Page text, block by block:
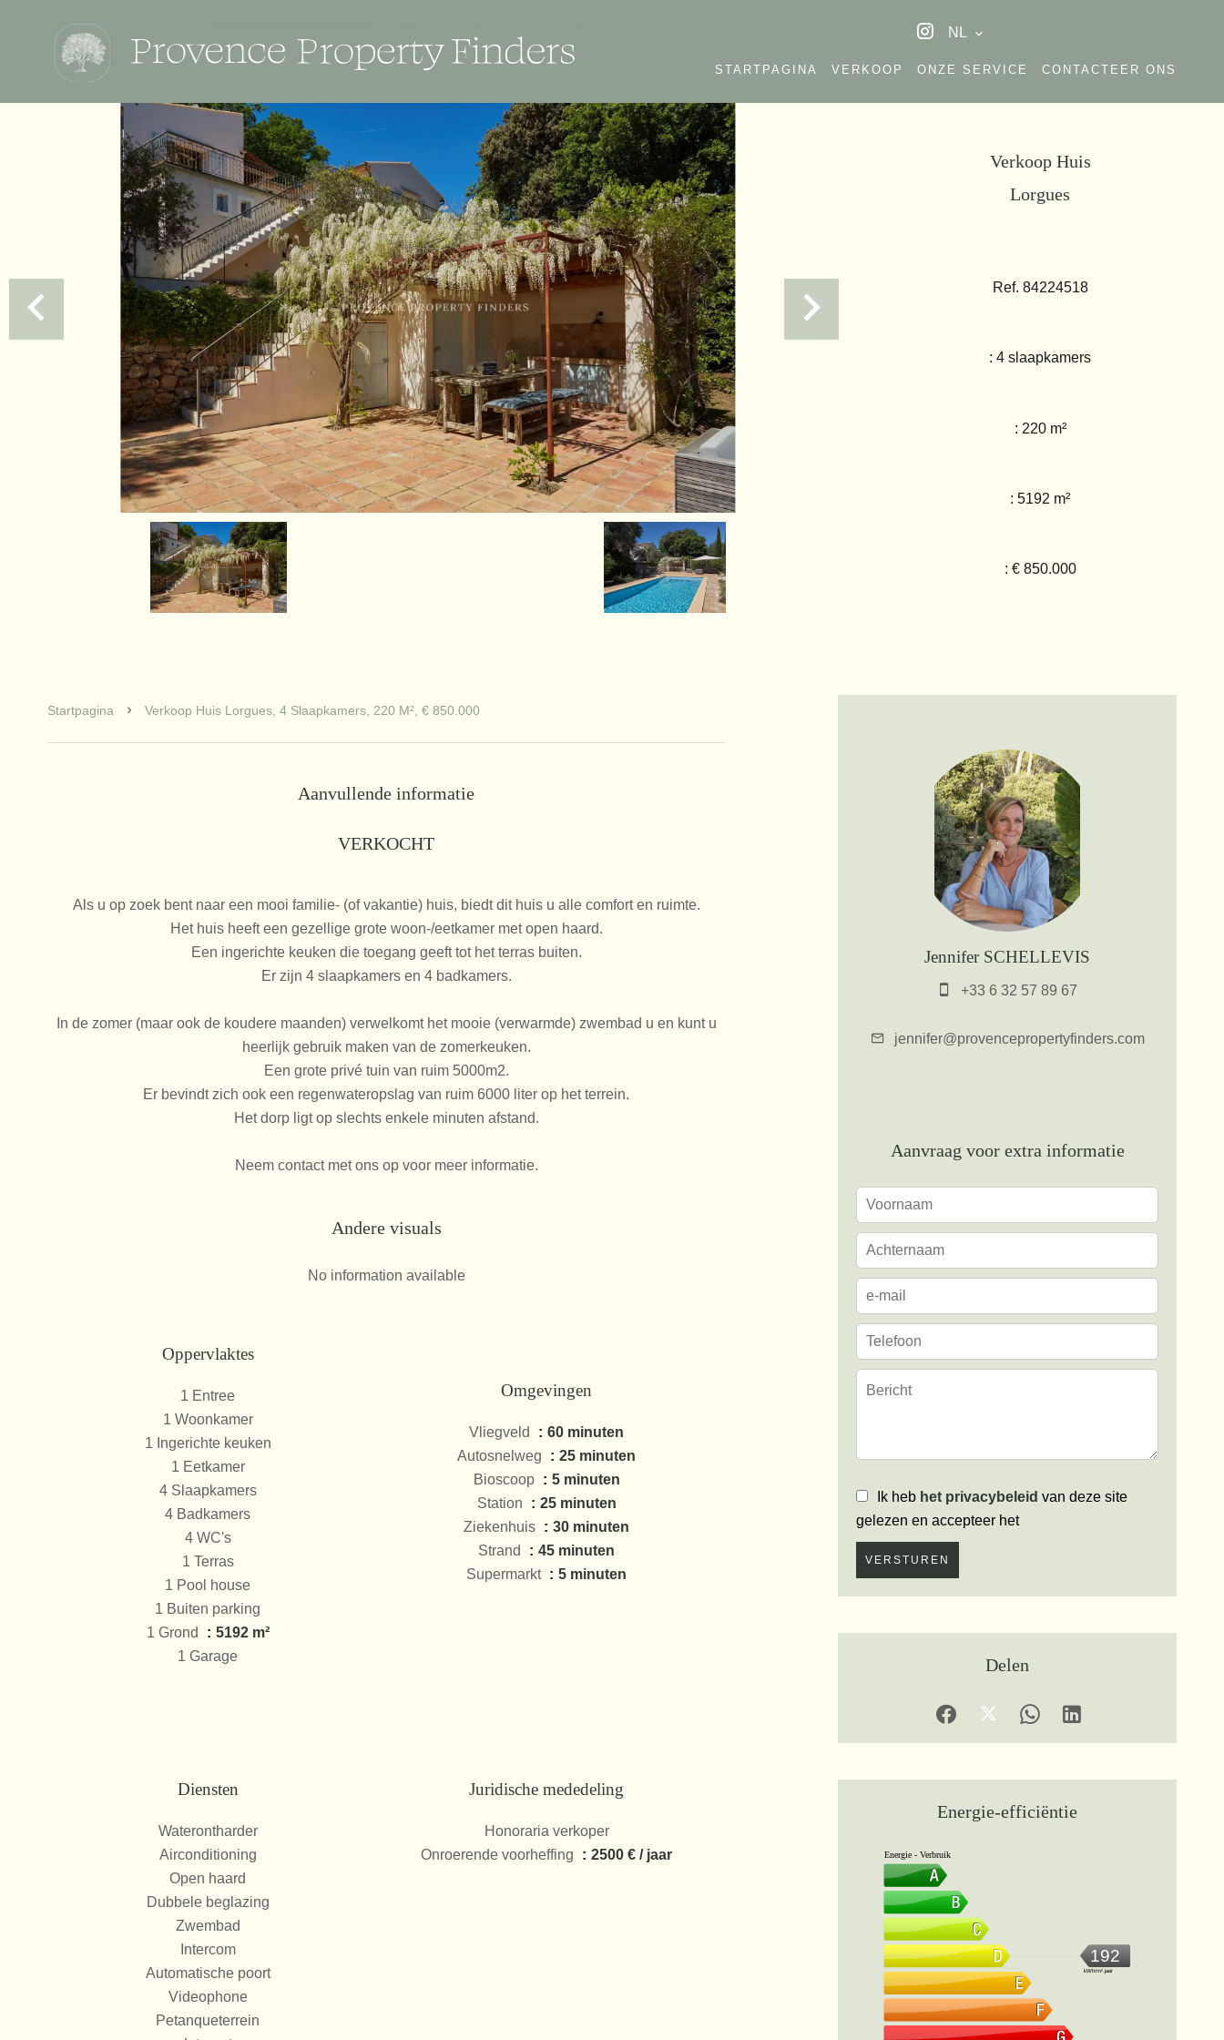
NL
STARTPAGINA VERKOOP ONZE SERVICE CONTACTEER ONS
Verkoop Huis
Lorgues
Ref. 84224518
: 4 slaapkamers
: 220 m²
: 5192 m²
: € 850.000
Startpagina Verkoop Huis Lorgues, 4 Slaapkamers, 220 M², € 850.000
Aanvullende informatie
VERKOCHT
Als u op zoek bent naar een mooi familie- (of vakantie) huis, biedt dit huis u alle comfort en ruimte.
Het huis heeft een gezellige grote woon-/eetkamer met open haard.
Een ingerichte keuken die toegang geeft tot het terras buiten.
Er zijn 4 slaapkamers en 4 badkamers.
In de zomer (maar ook de koudere maanden) verwelkomt het mooie (verwarmde) zwembad u en kunt u
heerlijk gebruik maken van de zomerkeuken.
Een grote privé tuin van ruim 5000m2.
Er bevindt zich ook een regenwateropslag van ruim 6000 liter op het terrein.
Het dorp ligt op slechts enkele minuten afstand.
Neem contact met ons op voor meer informatie.
Andere visuals
No information available
Oppervlaktes
1 Entree
1 Woonkamer
1 Ingerichte keuken
1 Eetkamer
4 Slaapkamers
4 Badkamers
4 WC's
1 Terras
1 Pool house
1 Buiten parking
1 Grond
5192 m²
1 Garage
Omgevingen
Vliegveld
60 minuten
Autosnelweg
25 minuten
Bioscoop
5 minuten
Station
25 minuten
Ziekenhuis
30 minuten
Strand
45 minuten
Supermarkt
5 minuten
Diensten
Waterontharder
Airconditioning
Open haard
Dubbele beglazing
Zwembad
Intercom
Automatische poort
Videophone
Petanqueterrein
Juridische mededeling
Honoraria verkoper
Onroerende voorheffing
2500 € / jaar
Jennifer SCHELLEVIS
+33 6 32 57 89 67
jennifer@provencepropertyfinders.com
Aanvraag voor extra informatie
Ik heb het privacybeleid van deze site
gelezen en accepteer het
VERSTUREN
Delen
Energie-efficiëntie
Energie - Verbruik
192
kWh/m².jaar